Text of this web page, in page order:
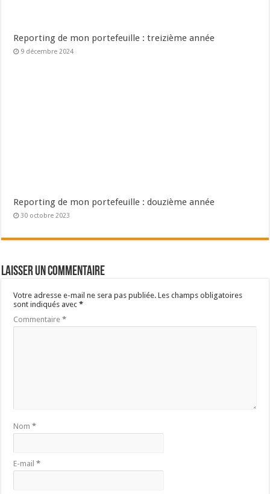
Reporting de mon portefeuille : treizième année
9 décembre 2024
Reporting de mon portefeuille : douzième année
30 octobre 2023
Laisser un commentaire
Votre adresse e-mail ne sera pas publiée. Les champs obligatoires
sont indiqués avec*
Commentaire*
Nom*
E-mail*